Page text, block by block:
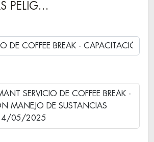
PELIG…
SERVICIO DE COFFEE BREAK -
MANEJO DE SUSTANCIAS
14/05/2025